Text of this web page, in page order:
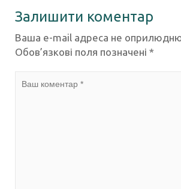
Залишити коментар
Ваша e-mail адреса не
Обов’язкові поля позначені *